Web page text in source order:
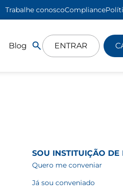
Trabalhe conoscoCompliance
Blog ENTRAR
SOU INSTITUIÇÃO DE
Quero me conveniar
Já sou conveniado